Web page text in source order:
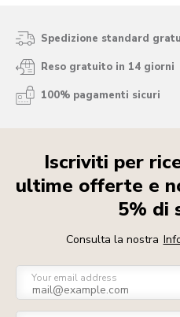
Spedizione standard
Reso gratuito in 14 giorni
100% pagamenti sicuri
Iscriviti per
ultime offerte e
5% di
Consulta la nostra
Your email address